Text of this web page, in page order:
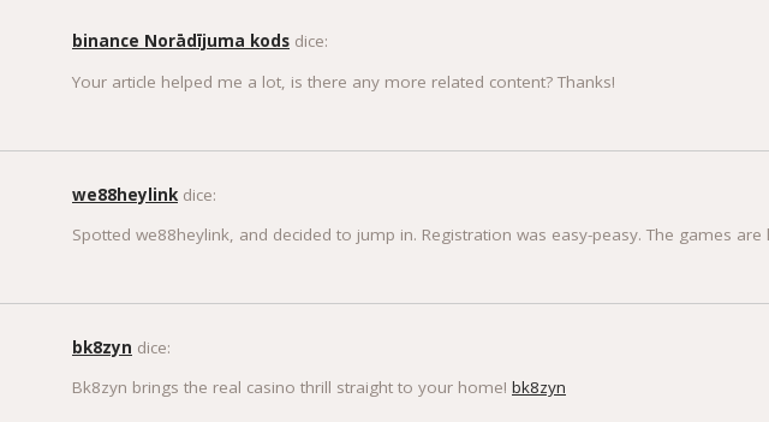
binance Norādījuma kods dice:
Your article helped me a lot, is there any more related content? Thanks!
we88heylink dice:
Spotted we88heylink, and decided to jump in. Registration was easy-peasy. The games
bk8zyn dice:
Bk8zyn brings the real casino thrill straight to your home! bk8zyn